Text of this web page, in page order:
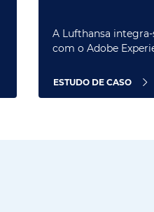
A Lufthansa
com o Adobe
ESTUDO DE CASO